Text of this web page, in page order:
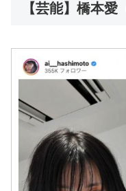
【芸能】橋本愛